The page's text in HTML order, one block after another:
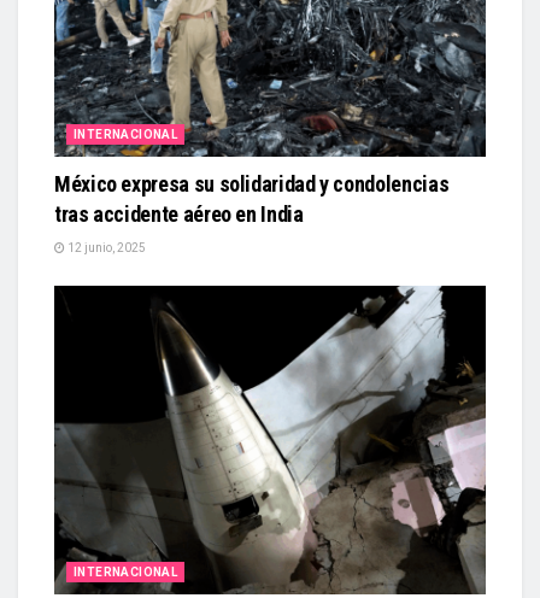
INTERNACIONAL
México expresa su solidaridad y condolencias
tras accidente aéreo en India
12 junio, 2025
INTERNACIONAL